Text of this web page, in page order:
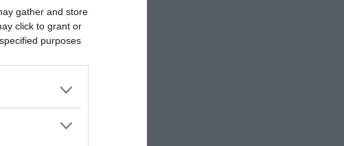
gather and store
click to grant or
purposes